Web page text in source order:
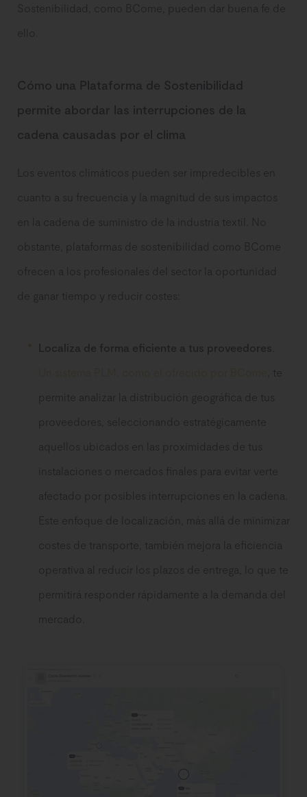
Sostenibilidad, como BCome, pueden dar buena fe de
ello.
Cómo una Plataforma de Sostenibilidad
permite abordar las interrupciones de la
cadena causadas por el clima
Los eventos climáticos pueden ser impredecibles en
cuanto a su frecuencia y la magnitud de sus impactos
en la cadena de suministro de la industria textil. No
obstante, plataformas de sostenibilidad como BCome
ofrecen a los profesionales del sector la oportunidad
de ganar tiempo y reducir costes:
Localiza de forma eficiente a tus proveedores
, te
permite analizar la distribución geográfica de tus
proveedores, seleccionando estratégicamente
aquellos ubicados en las proximidades de tus
instalaciones o mercados finales para evitar verte
afectado por posibles interrupciones en la cadena.
Este enfoque de localización, más allá de minimizar
costes de transporte, también mejora la eficiencia
operativa al reducir los plazos de entrega, lo que te
permitirá responder rápidamente a la demanda del
mercado.